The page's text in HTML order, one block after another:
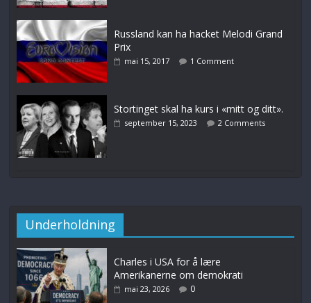
Russland kan ha hacket Melodi Grand
Prix
mai 15, 2017 1 Comment
Stortinget skal ha kurs i «mitt og ditt».
september 15, 2023 2 Comments
Underholdning
Charles i USA for å lære
Amerikanerne om demokrati
mai 23, 2026 0